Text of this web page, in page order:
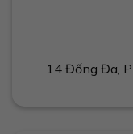
14 Đống Đa,